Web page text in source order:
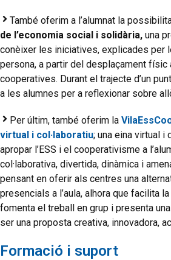
També oferim a l’alumnat la
de l’economia social i solidària, una
conèixer les iniciatives, explicades per
persona, a partir del desplaçament
cooperatives. Durant el trajecte d’un
a les alumnes per a reflexionar sobre
Per últim, també oferim la
virtual i col·laboratiu; una eina virtual i
apropar l’ESS i el cooperativisme a
col·laborativa, divertida, dinàmica i
pensant en oferir als centres una
presencials a l’aula, alhora que facilita
fomenta el treball en grup i presenta
ser una proposta creativa, innovadora,
Formació i suport